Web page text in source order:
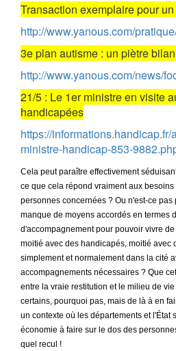
Transaction exemplaire pour
http://www.yanous.com/
3e plan autisme : un piètre
http://www.yanous.com/news/
21/5 : Le 1er ministre en visite
handicapées
https://
ministre-handicap-853-
Cela peut paraître effectivement
ce que cela répond vraiment aux
personnes concernées ? Ou n'est-ce
manque de moyens accordés en termes
d'accompagnement pour pouvoir vivre
moitié avec des handicapés, moitié avec
simplement et normalement dans la cité
accompagnements nécessaires ? Que
entre la vraie restitution et le milieu de
certains, pourquoi pas, mais de là à en
un contexte où les départements et l'État
économie à faire sur le dos des
quel recul !